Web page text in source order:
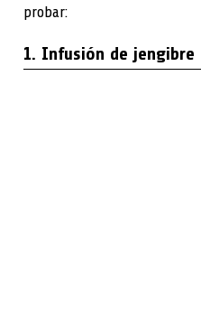
probar:
1. Infusión de jengibre